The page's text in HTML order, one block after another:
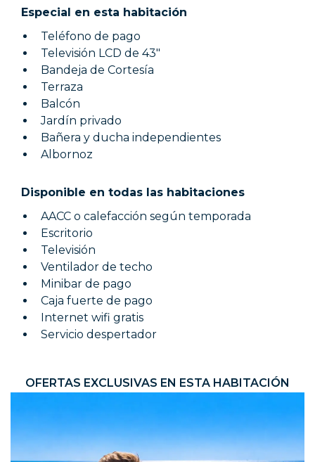
Especial en esta habitación
Teléfono de pago
Televisión LCD de 43"
Bandeja de Cortesía
Terraza
Balcón
Jardín privado
Bañera y ducha independientes
Albornoz
Disponible en todas las habitaciones
AACC o calefacción según temporada
Escritorio
Televisión
Ventilador de techo
Minibar de pago
Caja fuerte de pago
Internet wifi gratis
Servicio despertador
OFERTAS EXCLUSIVAS EN ESTA HABITACIÓN